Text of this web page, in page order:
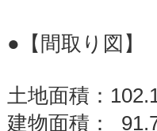
●【間取り図】
土地面積：
建物面積：